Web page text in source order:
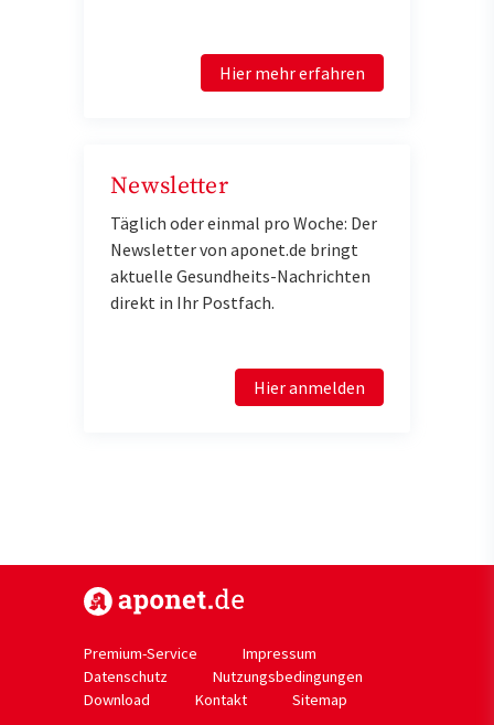
Hier mehr erfahren
Newsletter
Täglich oder einmal pro Woche: Der
Newsletter von aponet.de bringt
aktuelle Gesundheits-Nachrichten
direkt in Ihr Postfach.
Hier anmelden
Premium-Service
Impressum
Datenschutz
Nutzungsbedingungen
Download
Kontakt Sitemap